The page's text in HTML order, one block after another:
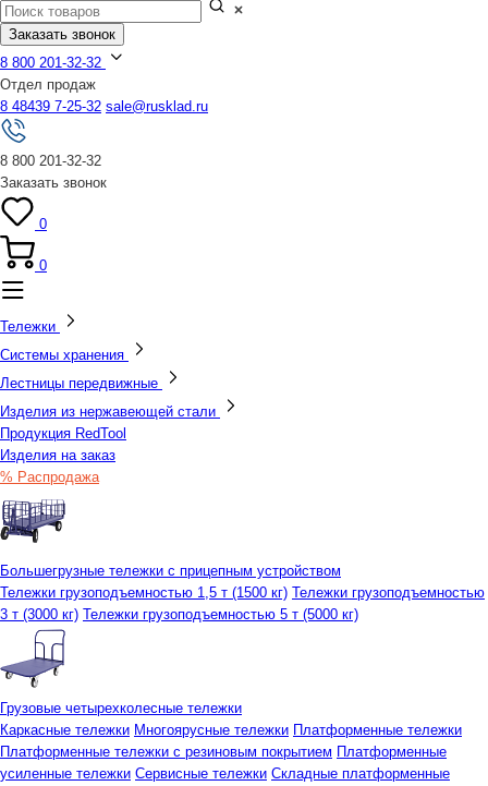
Заказать звонок
8 800 201-32-32
Отдел продаж
8 48439 7-25-32 sale@rusklad.ru
8 800 201-32-32
Заказать звонок
0
0
Тележки
Системы хранения
Лестницы передвижные
Изделия из нержавеющей стали
Продукция RedTool
Изделия на заказ
% Распродажа
Большегрузные тележки с прицепным устройством
Тележки грузоподъемностью 1,5 т (1500 кг) Тележки грузоподъемностью
3 т (3000 кг) Тележки грузоподъемностью 5 т (5000 кг)
Грузовые четырехколесные тележки
Каркасные тележки Многоярусные тележки Платформенные тележки
Платформенные тележки с резиновым покрытием Платформенные
усиленные тележки Сервисные тележки Складные платформенные